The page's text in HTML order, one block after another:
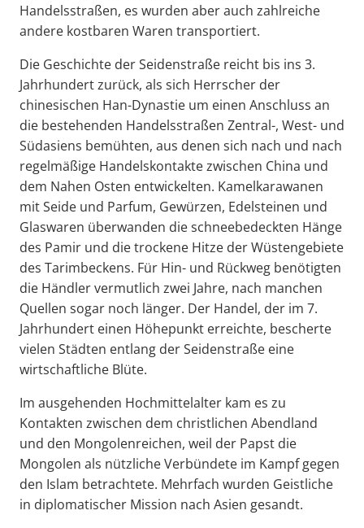
Handelsstraßen, es wurden aber auch zahlreiche
andere kostbaren Waren transportiert.
Die Geschichte der Seidenstraße reicht bis ins 3.
Jahrhundert zurück, als sich Herrscher der
chinesischen Han-Dynastie um einen Anschluss an
die bestehenden Handelsstraßen Zentral-, West- und
Südasiens bemühten, aus denen sich nach und nach
regelmäßige Handelskontakte zwischen China und
dem Nahen Osten entwickelten. Kamelkarawanen
mit Seide und Parfum, Gewürzen, Edelsteinen und
Glaswaren überwanden die schneebedeckten Hänge
des Pamir und die trockene Hitze der Wüstengebiete
des Tarimbeckens. Für Hin- und Rückweg benötigten
die Händler vermutlich zwei Jahre, nach manchen
Quellen sogar noch länger. Der Handel, der im 7.
Jahrhundert einen Höhepunkt erreichte, bescherte
vielen Städten entlang der Seidenstraße eine
wirtschaftliche Blüte.
Im ausgehenden Hochmittelalter kam es zu
Kontakten zwischen dem christlichen Abendland
und den Mongolenreichen, weil der Papst die
Mongolen als nützliche Verbündete im Kampf gegen
den Islam betrachtete. Mehrfach wurden Geistliche
in diplomatischer Mission nach Asien gesandt.